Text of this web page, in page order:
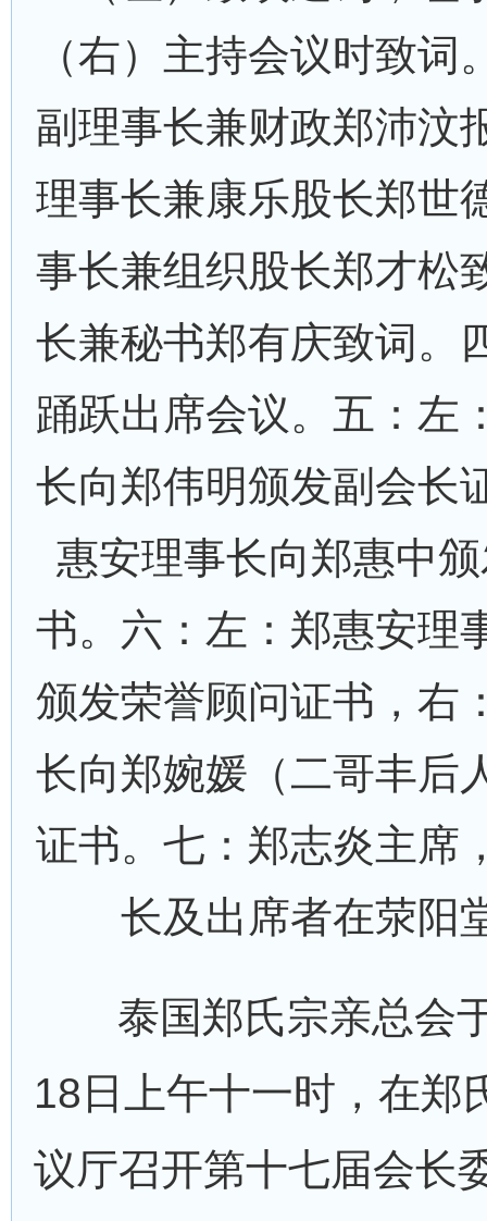
（右）主持会议时致词
副理事长兼财政郑沛汶
理事长兼康乐股长郑世
事长兼组织股长郑才松
长兼秘书郑有庆致词。
踊跃出席会议。五：左
长向郑伟明颁发副会长
惠安理事长向郑惠中
书。六：左：郑惠安理
颁发荣誉顾问证书，右
长向郑婉媛（二哥丰后
证书。七：郑志炎主席
长及出席者在荥阳
泰国郑氏宗亲总会
18日上午十一时，在郑
议厅召开第十七届会长